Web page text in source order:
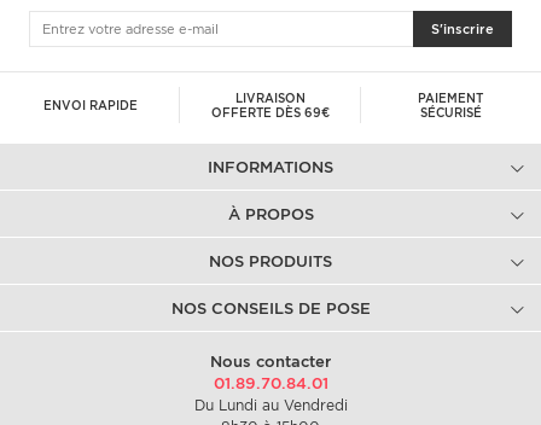
S'inscrire
ENVOI RAPIDE
LIVRAISON
OFFERTE DÈS 69€
PAIEMENT
SÉCURISÉ
INFORMATIONS
À PROPOS
NOS PRODUITS
NOS CONSEILS DE POSE
Nous contacter
01.89.70.84.01
Du Lundi au Vendredi